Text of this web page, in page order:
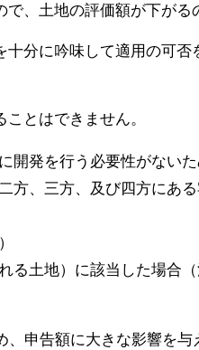
、土地の評価額が下がる
分に吟味して適用の可否
とはできません。
発を行う必要性がないた
方、三方、及び四方にあ
る土地）に該当した場合
、申告額に大きな影響を与